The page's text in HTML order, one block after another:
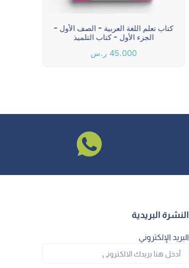
كتاب تعلم اللغة العربية - الصف الأول -
الجزء الأول - كتاب التلميذ
45.000 ر.س
النشرة البريدية
البريد الإلكتروني